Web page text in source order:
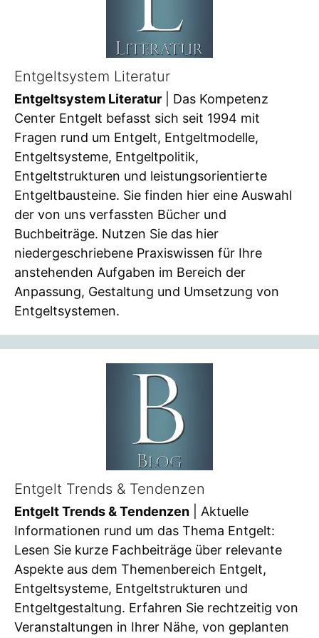
Entgeltsystem Literatur
Entgeltsystem Literatur | Das Kompetenz
Center Entgelt befasst sich seit 1994 mit
Fragen rund um Entgelt, Entgeltmodelle,
Entgeltsysteme, Entgeltpolitik,
Entgeltstrukturen und leistungsorientierte
Entgeltbausteine. Sie finden hier eine Auswahl
der von uns verfassten Bücher und
Buchbeiträge. Nutzen Sie das hier
niedergeschriebene Praxiswissen für Ihre
anstehenden Aufgaben im Bereich der
Anpassung, Gestaltung und Umsetzung von
Entgeltsystemen.
Entgelt Trends & Tendenzen
Entgelt Trends & Tendenzen | Aktuelle
Informationen rund um das Thema Entgelt:
Lesen Sie kurze Fachbeiträge über relevante
Aspekte aus dem Themenbereich Entgelt,
Entgeltsysteme, Entgeltstrukturen und
Entgeltgestaltung. Erfahren Sie rechtzeitig von
Veranstaltungen in Ihrer Nähe, von geplanten